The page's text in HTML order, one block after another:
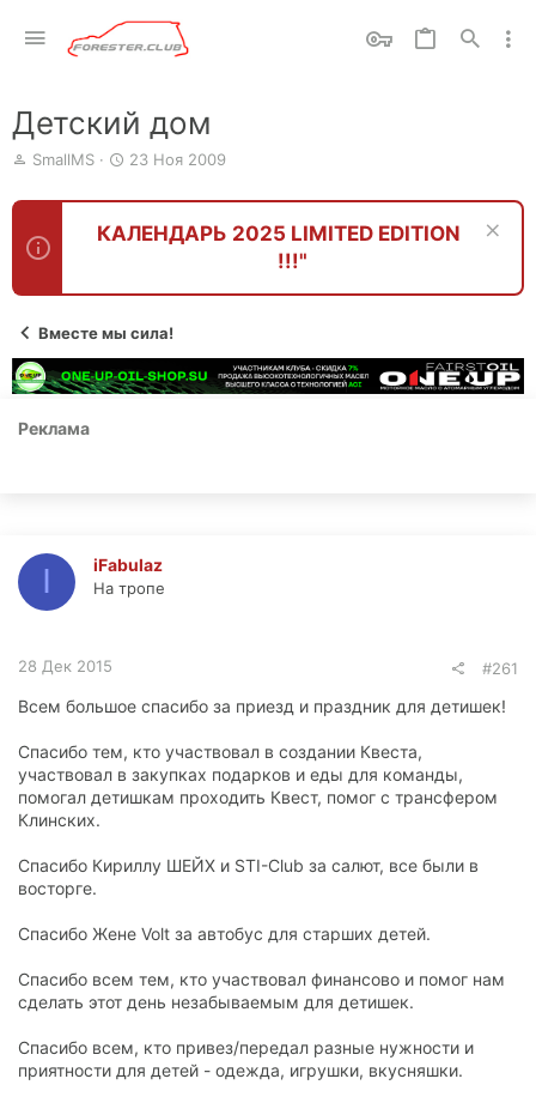
Детский дом
А
т
р
т
ы
SmallMS
Д
т
а
н
л
23 Ноя 2009
КАЛЕНДАРЬ 2025 LIMITED EDITION
!!!"
Вместе мы сила!
Реклама
I iFabulaz
На тропе
28 Дек 2015 #261
Всем большое спасибо за приезд и праздник для детишек!
Спасибо тем, кто участвовал в создании Квеста,
участвовал в закупках подарков и еды для команды,
помогал детишкам проходить Квест, помог с трансфером
Клинских.
Спасибо Кириллу ШЕЙХ и STI-Club за салют, все были в
восторге.
Спасибо Жене Volt за автобус для старших детей.
Спасибо всем тем, кто участвовал финансово и помог нам
сделать этот день незабываемым для детишек.
Спасибо всем, кто привез/передал разные нужности и
приятности для детей - одежда, игрушки, вкусняшки.